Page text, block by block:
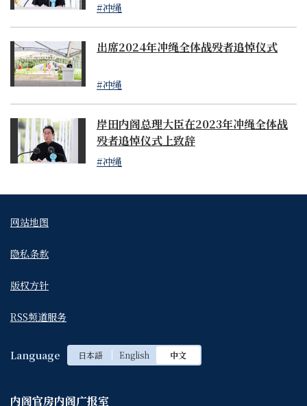
#冲绳
出席2024年冲绳全体战殁者追悼仪式
#冲绳
岸田内阁总理大臣在2023年冲绳全体战
殁者追悼仪式上致辞
#冲绳
网站地图
隐私条款
版权方针
RSS频道服务
Language 日本語 English 中文
内阁官房内阁广报室